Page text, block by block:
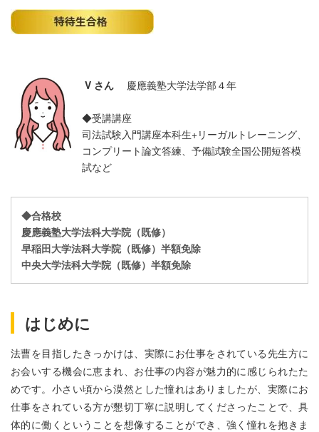
V さん 慶應義塾大学法学部４年
◆受講講座
司法試験入門講座本科生+リーガルトレーニング、
コンプリート論文答練、予備試験全国公開短答模
試など
◆合格校
慶應義塾大学法科大学院（既修）
早稲田大学法科大学院（既修）半額免除
中央大学法科大学院（既修）半額免除
はじめに
法曹を目指したきっかけは、実際にお仕事をされている先生方に
お会いする機会に恵まれ、お仕事の内容が魅力的に感じられたた
めです。小さい頃から漠然とした憧れはありましたが、実際にお
仕事をされている方が懇切丁寧に説明してくださったことで、具
体的に働くということを想像することができ、強く憧れを抱きま